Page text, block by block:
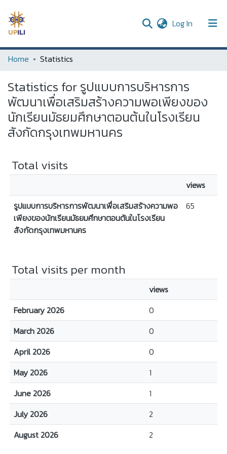
Log In (current)
UPDC
All of DSpace
Home Statistics
Statistics for รูปแบบการบริหารการ
พัฒนาเพื่อเสริมสร้างความพอเพียงของ
นักเรียนมัธยมศึกษาตอนต้นในโรงเรียน
สังกัดกรุงเทพมหานคร
Total visits
views
รูปแบบการบริหารการพัฒนาเพื่อเสริมสร้างความพอ
เพียงของนักเรียนมัธยมศึกษาตอนต้นในโรงเรียน
สังกัดกรุงเทพมหานคร
65
Total visits per month
views
February 2026
0
March 2026
0
April 2026
0
May 2026
1
June 2026
1
July 2026
2
August 2026
2